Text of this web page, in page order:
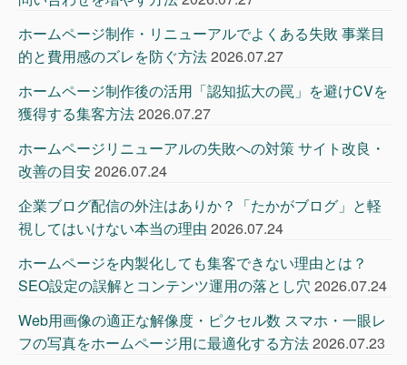
ホームページ制作・リニューアルでよくある失敗 事業目
的と費用感のズレを防ぐ方法2026.07.27
ホームページ制作後の活用「認知拡大の罠」を避けCVを
獲得する集客方法2026.07.27
ホームページリニューアルの失敗への対策 サイト改良・
改善の目安2026.07.24
企業ブログ配信の外注はありか？「たかがブログ」と軽
視してはいけない本当の理由 2026.07.24
ホームページを内製化しても集客できない理由とは？
SEO設定の誤解とコンテンツ運用の落とし穴 2026.07.24
Web用画像の適正な解像度・ピクセル数 スマホ・一眼レ
フの写真をホームページ用に最適化する方法2026.07.23